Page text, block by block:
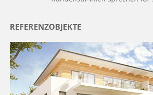
REFERENZOBJEKTE